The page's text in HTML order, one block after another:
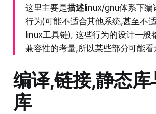
这里主要是描述linux/gnu体系下编
行为(可能不适合其他系统,甚至不
linux工具链), 这些行为的设计一般
兼容性的考量,所以某些部分可能
编译,链接,静态库
库